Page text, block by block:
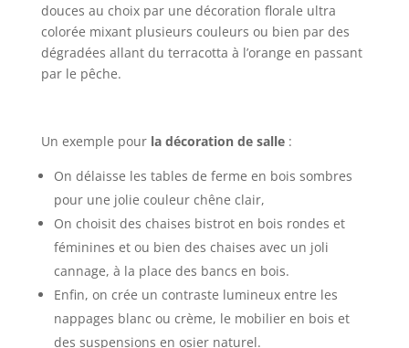
douces au choix par une décoration florale ultra
colorée mixant plusieurs couleurs ou bien par des
dégradées allant du terracotta à l’orange en passant
par le pêche.
Un exemple pourla décoration de salle:
On délaisse les tables de ferme en bois sombres
pour une jolie couleur chêne clair,
On choisit des chaises bistrot en bois rondes et
féminines et ou bien des chaises avec un joli
cannage, à la place des bancs en bois.
Enfin, on crée un contraste lumineux entre les
nappages blanc ou crème, le mobilier en bois et
des suspensions en osier naturel.